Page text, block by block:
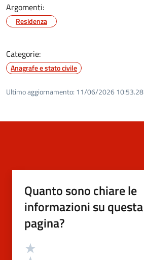
Argomenti:
Residenza
Categorie:
Anagrafe e stato civile
Ultimo aggiornamento: 11/06/2026 10:53.28
Quanto sono chiare le
informazioni su questa
pagina?
Valutazione